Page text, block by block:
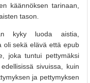
käännöksen tarinaan,
tason.
kyky luoda aistia,
oli sekä elävä että epub
joka tuntui pettymäksi
sivuissa, kuin
ja pettymyksen